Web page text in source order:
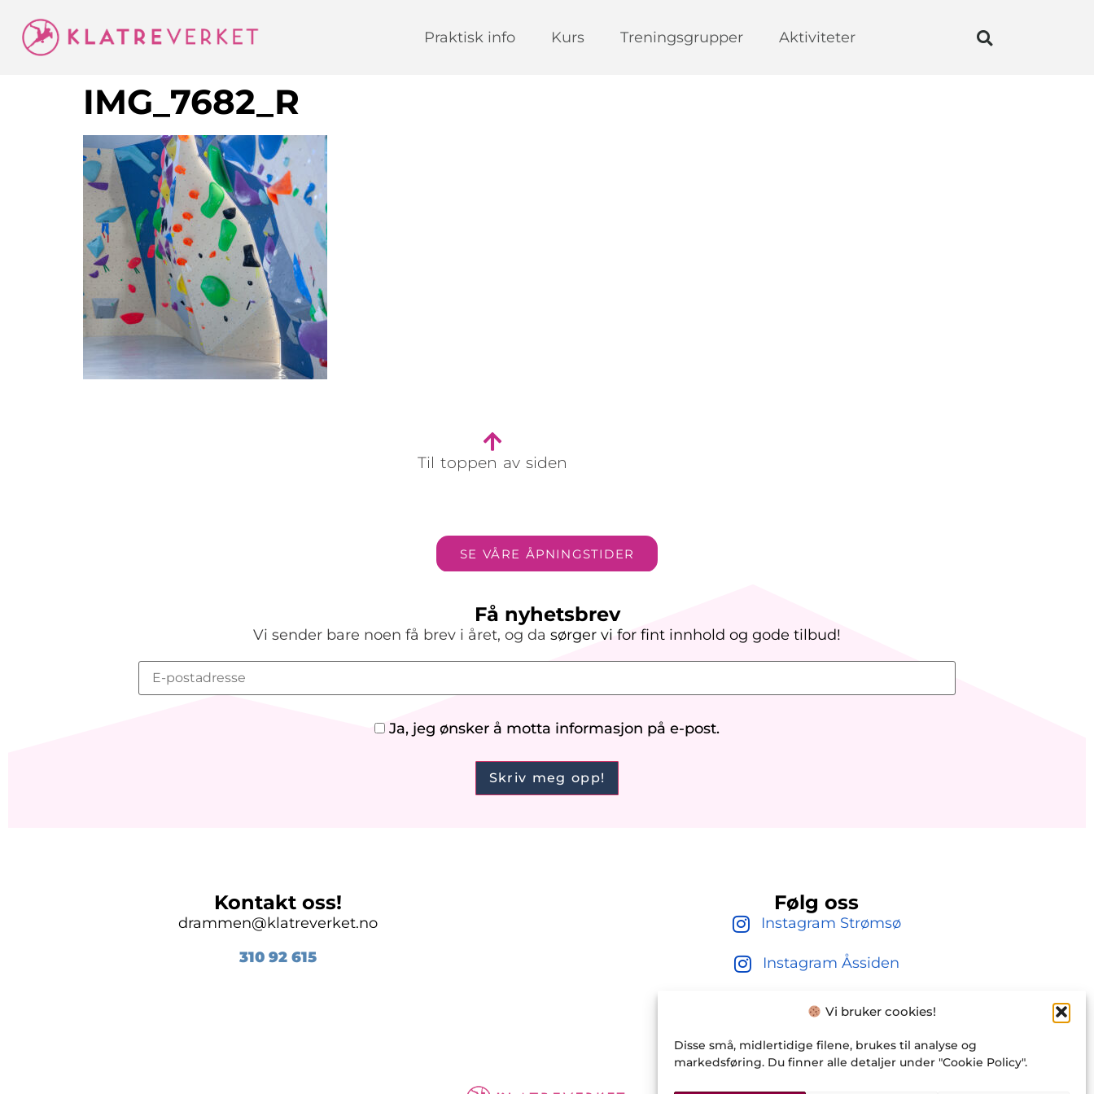
Vi bruker cookies!
Disse små, midlertidige filene, brukes til analyse og
markedsføring. Du finner alle detaljer under "Cookie Policy".
Praktisk info Kurs Treningsgrupper Aktiviteter
IMG_7682_R
Til toppen av siden
SE VÅRE ÅPNINGSTIDER
Få nyhetsbrev
Vi sender bare noen få brev i året, og da sørger vi for fint innhold og gode tilbud!
Ja, jeg ønsker å motta informasjon på e-post.
Kontakt oss!
drammen@klatreverket.no
310 92615
Følg oss
Instagram Strømsø
Instagram Åssiden
Klatreverket Drammen